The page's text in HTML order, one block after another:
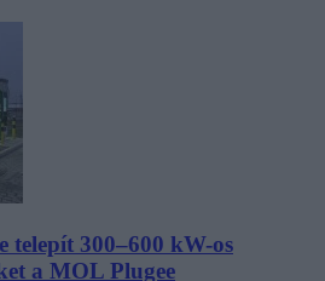
telepít 300–600 kW-os
a MOL Plugee